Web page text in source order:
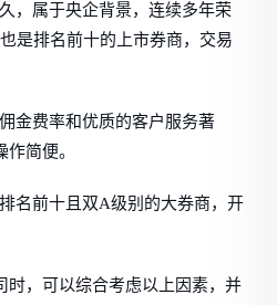
，属于央企背景，连续多年荣
是排名前十的上市券商，交易
金费率和优质的客户服务著
简便。
名前十且双A级别的大券商，开
时，可以综合考虑以上因素，并